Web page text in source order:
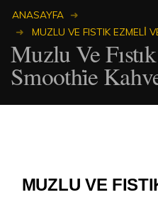
ANASAYFA
MUZLU VE FISTIK EZMELİ
Muzlu Ve
Smoothi̇e
MUZLU VE